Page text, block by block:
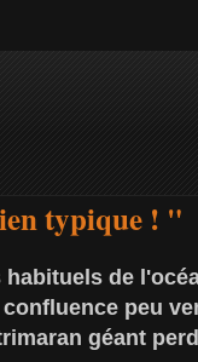
typique ! "
de
peu
géant